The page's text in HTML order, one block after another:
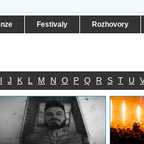
Festivaly Rozhovory
I J K L M N O P Q R S T U